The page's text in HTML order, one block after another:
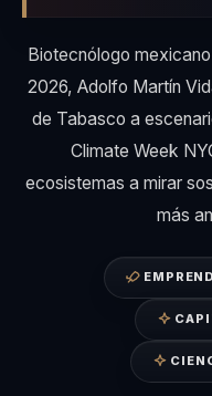
Biotecnólogo
2026, Adolfo Martín
de Tabasco a
Climate Week
ecosistemas a mirar
más